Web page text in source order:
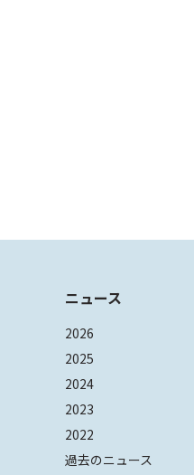
ニュース
2026
2025
2024
2023
2022
過去のニュース